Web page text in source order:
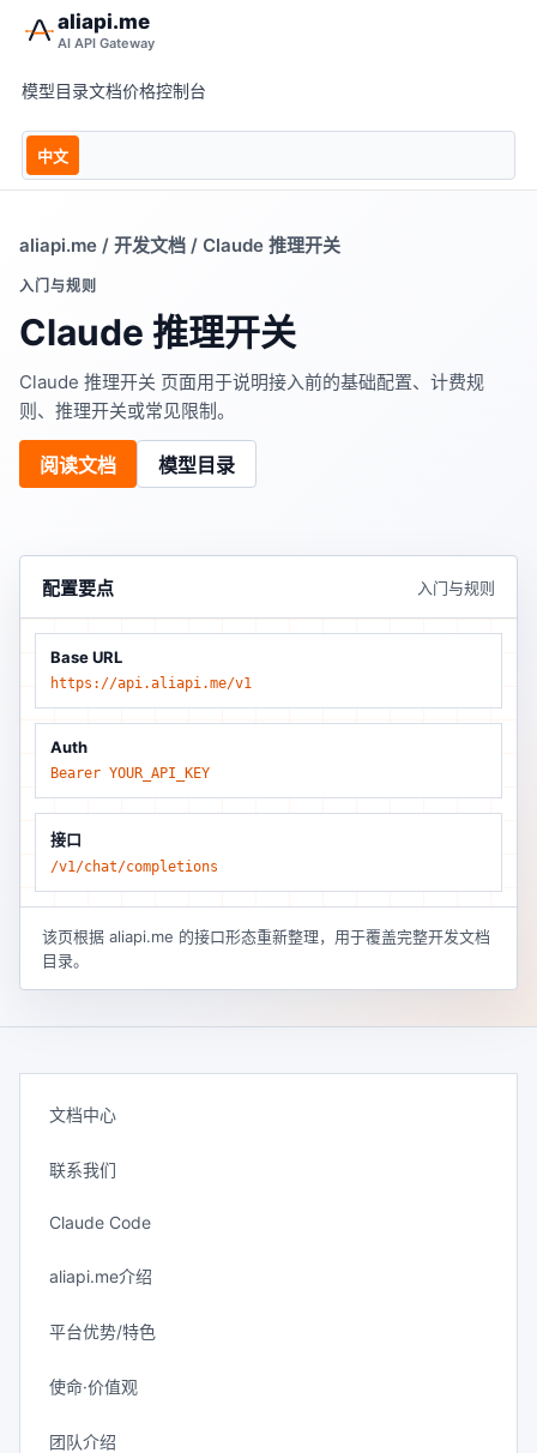
aliapi.me
AI API Gateway
模型目录文档价格控制台
中文
aliapi.me / 开发文档 / Claude 推理开关
入门与规则
Claude 推理开关
Claude 推理开关 页面用于说明接入前的基础配置、计费规
则、推理开关或常见限制。
阅读文档 模型目录
配置要点 入门与规则
Base URL
https://api.aliapi.me/v1
Auth
Bearer YOUR_API_KEY
接口
/v1/chat/completions
该页根据 aliapi.me 的接口形态重新整理，用于覆盖完整开发文档
目录。
文档中心
联系我们
Claude Code
aliapi.me介绍
平台优势/特色
使命·价值观
团队介绍